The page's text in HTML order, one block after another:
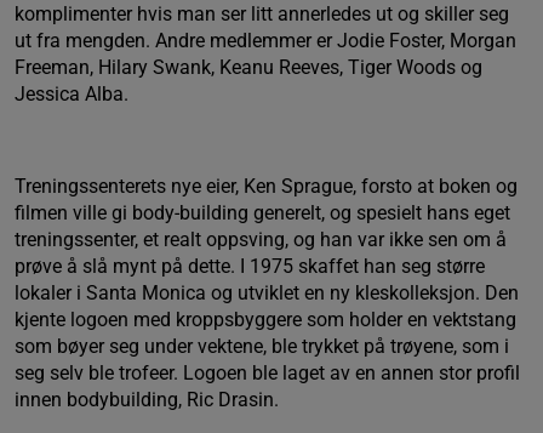
komplimenter hvis man ser litt annerledes ut og skiller seg
ut fra mengden. Andre medlemmer er Jodie Foster, Morgan
Freeman, Hilary Swank, Keanu Reeves, Tiger Woods og
Jessica Alba.
Treningssenterets nye eier, Ken Sprague, forsto at boken og
filmen ville gi body-building generelt, og spesielt hans eget
treningssenter, et realt oppsving, og han var ikke sen om å
prøve å slå mynt på dette. I 1975 skaffet han seg større
lokaler i Santa Monica og utviklet en ny kleskolleksjon. Den
kjente logoen med kroppsbyggere som holder en vektstang
som bøyer seg under vektene, ble trykket på trøyene, som i
seg selv ble trofeer. Logoen ble laget av en annen stor profil
innen bodybuilding, Ric Drasin.